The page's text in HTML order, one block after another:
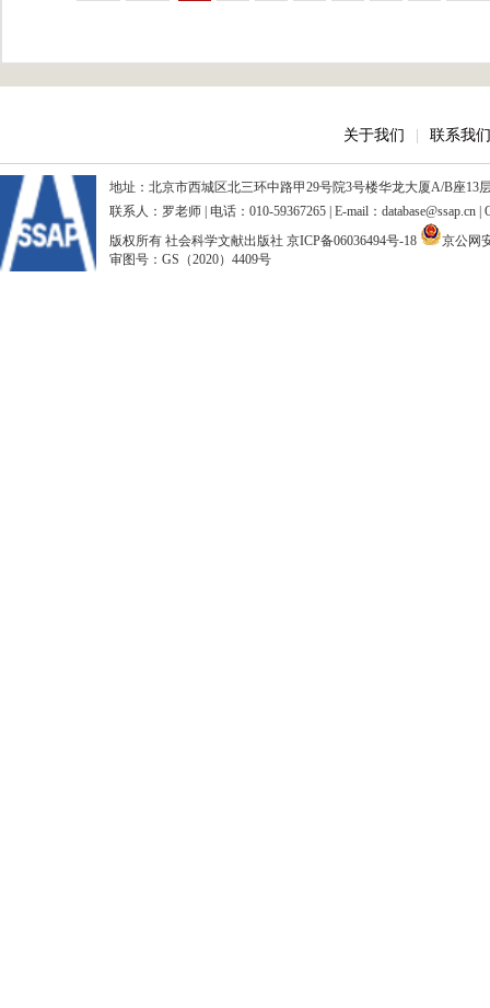
关于我们 联系我们
地址：北京市西城区北三环中路甲29号院3号楼华龙大厦A/B座13
联系人：罗老师 | 电话：010-59367265 | E-mail：database@ssap.cn
版权所有 社会科学文献出版社 京ICP备06036494号-18
京公网
审图号：GS（2020）4409号